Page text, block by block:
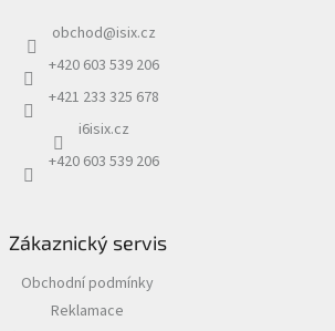
obchod@isix.cz
+420 603 539 206
+421 233 325 678
i6isix.cz
+420 603 539 206
Zákaznický servis
Obchodní podmínky
Reklamace